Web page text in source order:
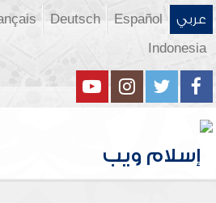
عربي Español
Deutsch
Indonesia